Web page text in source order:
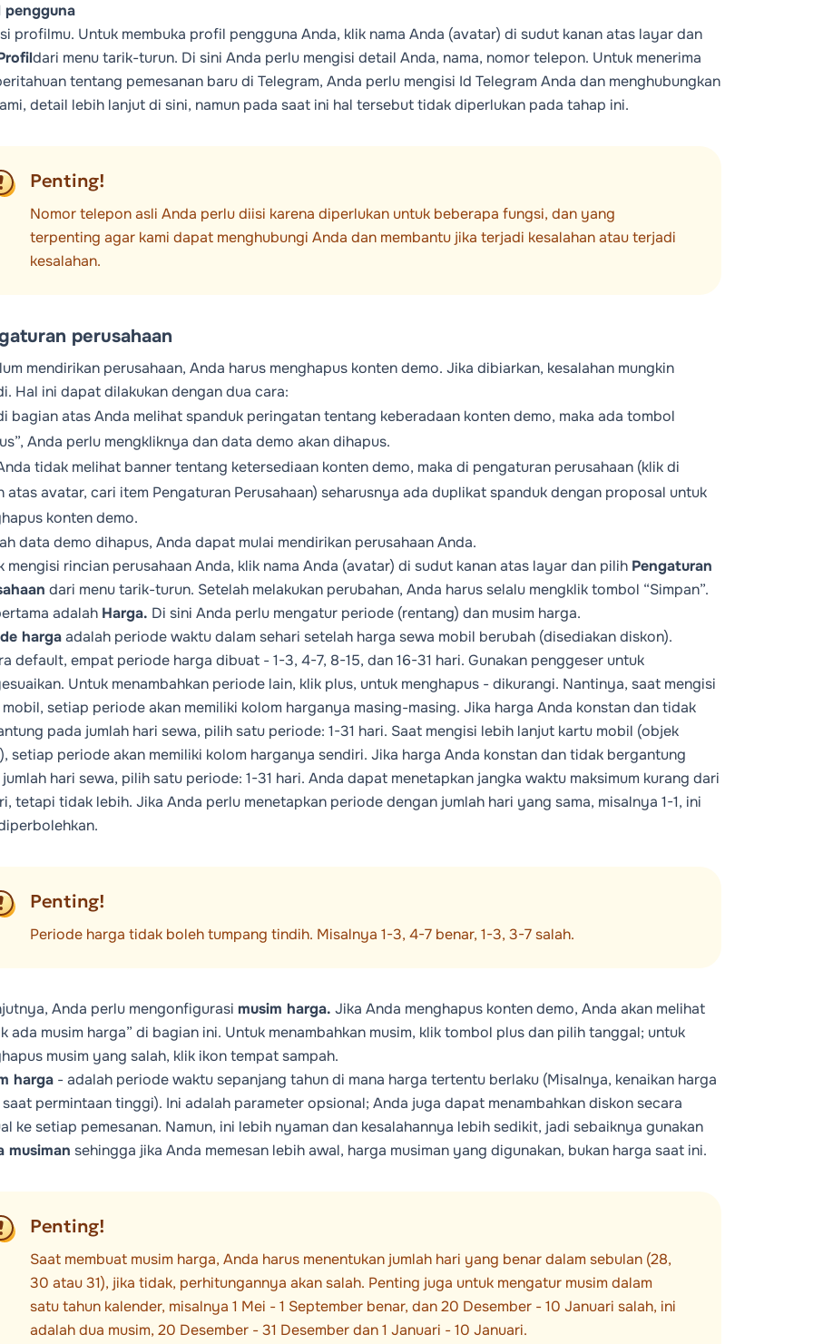
pengguna
profilmu. Untuk membuka profil pengguna Anda, klik nama Anda (avatar) di sudut kanan atas layar dan
dari menu tarik-turun. Di sini Anda perlu mengisi detail Anda, nama, nomor telepon. Untuk menerima
tentang pemesanan baru di Telegram, Anda perlu mengisi Id Telegram Anda dan menghubungkan
detail lebih lanjutdi sini, namun pada saat ini hal tersebut tidak diperlukan pada tahap ini.
Penting!
Nomor telepon asli Anda perlu diisi karena diperlukan untuk beberapa fungsi, dan yang
terpenting agar kami dapat menghubungi Anda dan membantu jika terjadi kesalahan atau terjadi
kesalahan.
perusahaan
mendirikan perusahaan, Anda harus menghapus konten demo. Jika dibiarkan, kesalahan mungkin
Hal ini dapat dilakukan dengan dua cara:
bagian atas Anda melihat spanduk peringatan tentang keberadaan konten demo, maka ada tombol
Anda perlu mengkliknya dan data demo akan dihapus.
tidak melihat banner tentang ketersediaan konten demo, maka di pengaturan perusahaan (klik di
atas avatar, cari item Pengaturan Perusahaan) seharusnya ada duplikat spanduk dengan proposal untuk
konten demo.
data demo dihapus, Anda dapat mulai mendirikan perusahaan Anda.
mengisi rincian perusahaan Anda, klik nama Anda (avatar) di sudut kanan atas layar dan pilih Pengaturan
dari menu tarik-turun. Setelah melakukan perubahan, Anda harus selalu mengklik tombol “Simpan”.
adalah Harga. Di sini Anda perlu mengatur periode (rentang) dan musim harga.
hargaadalah periode waktu dalam sehari setelah harga sewa mobil berubah (disediakan diskon).
default, empat periode harga dibuat - 1-3, 4-7, 8-15, dan 16-31 hari. Gunakan penggeser untuk
Untuk menambahkan periode lain, klik plus, untuk menghapus - dikurangi. Nantinya, saat mengisi
setiap periode akan memiliki kolom harganya masing-masing. Jika harga Anda konstan dan tidak
pada jumlah hari sewa, pilih satu periode: 1-31 hari. Saat mengisi lebih lanjut kartu mobil (objek
setiap periode akan memiliki kolom harganya sendiri. Jika harga Anda konstan dan tidak bergantung
hari sewa, pilih satu periode: 1-31 hari. Anda dapat menetapkan jangka waktu maksimum kurang dari
tetapi tidak lebih. Jika Anda perlu menetapkan periode dengan jumlah hari yang sama, misalnya 1-1, ini
Penting!
Periode harga tidak boleh tumpang tindih. Misalnya 1-3, 4-7 benar, 1-3, 3-7 salah.
Anda perlu mengonfigurasi musim harga. Jika Anda menghapus konten demo, Anda akan melihat
ada musim harga” di bagian ini. Untuk menambahkan musim, klik tombol plus dan pilih tanggal; untuk
musim yang salah, klik ikon tempat sampah.
harga - adalah periode waktu sepanjang tahun di mana harga tertentu berlaku (Misalnya, kenaikan harga
permintaan tinggi). Ini adalah parameter opsional; Anda juga dapat menambahkan diskon secara
ke setiap pemesanan. Namun, ini lebih nyaman dan kesalahannya lebih sedikit, jadi sebaiknya gunakan
musiman sehingga jika Anda memesan lebih awal, harga musiman yang digunakan, bukan harga saat ini.
Penting!
Saat membuat musim harga, Anda harus menentukan jumlah hari yang benar dalam sebulan (28,
30 atau 31), jika tidak, perhitungannya akan salah. Penting juga untuk mengatur musim dalam
satu tahun kalender, misalnya 1 Mei - 1 September benar, dan 20 Desember - 10 Januari salah, ini
adalah dua musim, 20 Desember - 31 Desember dan 1 Januari - 10 Januari.